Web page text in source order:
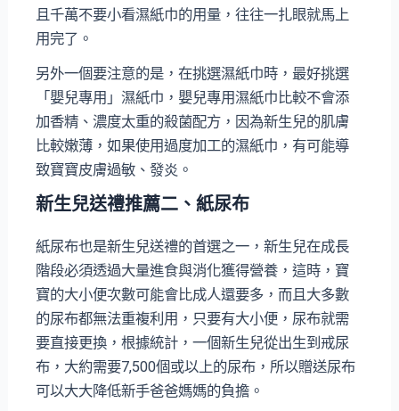
且千萬不要小看濕紙巾的用量，往往一扎眼就馬上
用完了。
另外一個要注意的是，在挑選濕紙巾時，最好挑選
「嬰兒專用」濕紙巾，嬰兒專用濕紙巾比較不會添
加香精、濃度太重的殺菌配方，因為新生兒的肌膚
比較嫩薄，如果使用過度加工的濕紙巾，有可能導
致寶寶皮膚過敏、發炎。
新生兒送禮推薦二、紙尿布
紙尿布也是新生兒送禮的首選之一，新生兒在成長
階段必須透過大量進食與消化獲得營養，這時，寶
寶的大小便次數可能會比成人還要多，而且大多數
的尿布都無法重複利用，只要有大小便，尿布就需
要直接更換，根據統計，一個新生兒從出生到戒尿
布，大約需要7,500個或以上的尿布，所以贈送尿布
可以大大降低新手爸爸媽媽的負擔。